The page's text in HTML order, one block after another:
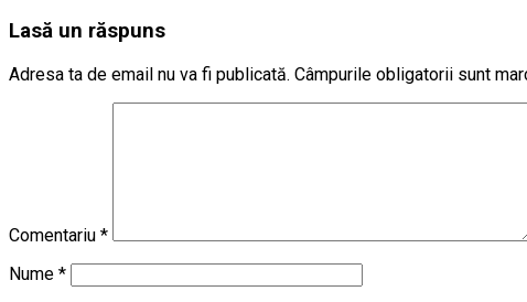
Lasă un răspuns
Adresa ta de email nu va fi publicată. Câmpurile obligatorii sunt
Comentariu *
Nume *